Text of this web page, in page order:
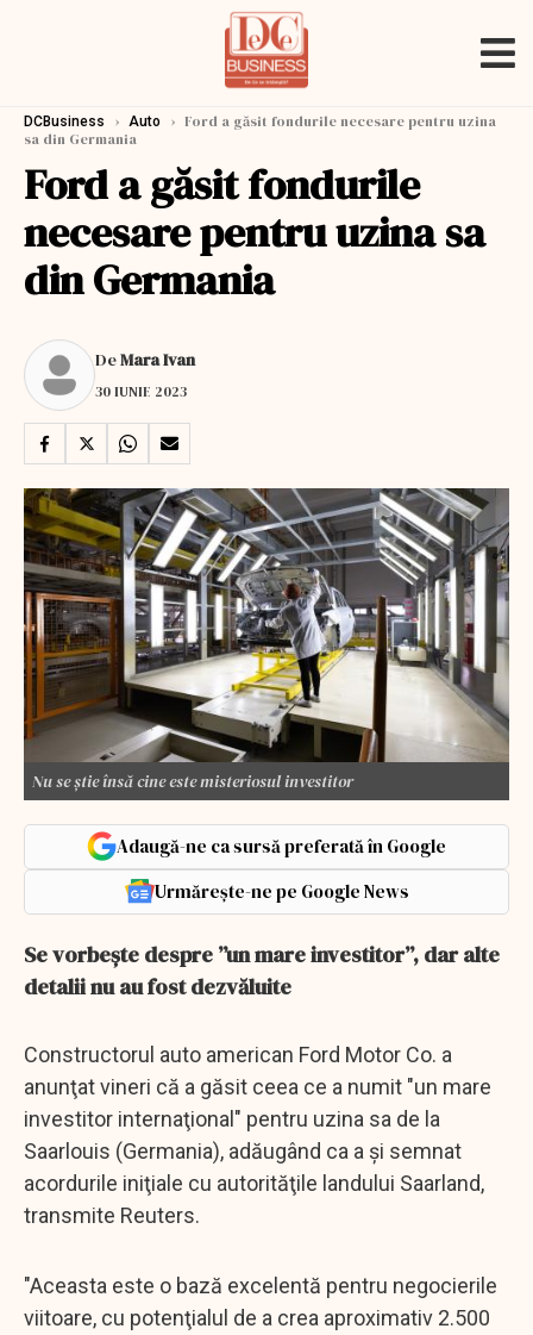
DCBusiness › Auto › Ford a găsit fondurile necesare pentru uzina
sa din Germania
Ford a găsit fondurile
necesare pentru uzina sa
din Germania
DeMara Ivan
30 IUNIE 2023
Nu se știe însă cine este misteriosul investitor
Adaugă-ne ca sursă preferată în Google
Urmărește-ne pe Google News
Se vorbește despre ”un mare investitor”, dar alte
detalii nu au fost dezvăluite
Constructorul auto american Ford Motor Co. a
anunţat vineri că a găsit ceea ce a numit "un mare
investitor internaţional" pentru uzina sa de la
Saarlouis (Germania), adăugând ca a şi semnat
acordurile iniţiale cu autorităţile landului Saarland,
transmite Reuters.
"Aceasta este o bază excelentă pentru negocierile
viitoare, cu potenţialul de a crea aproximativ 2.500